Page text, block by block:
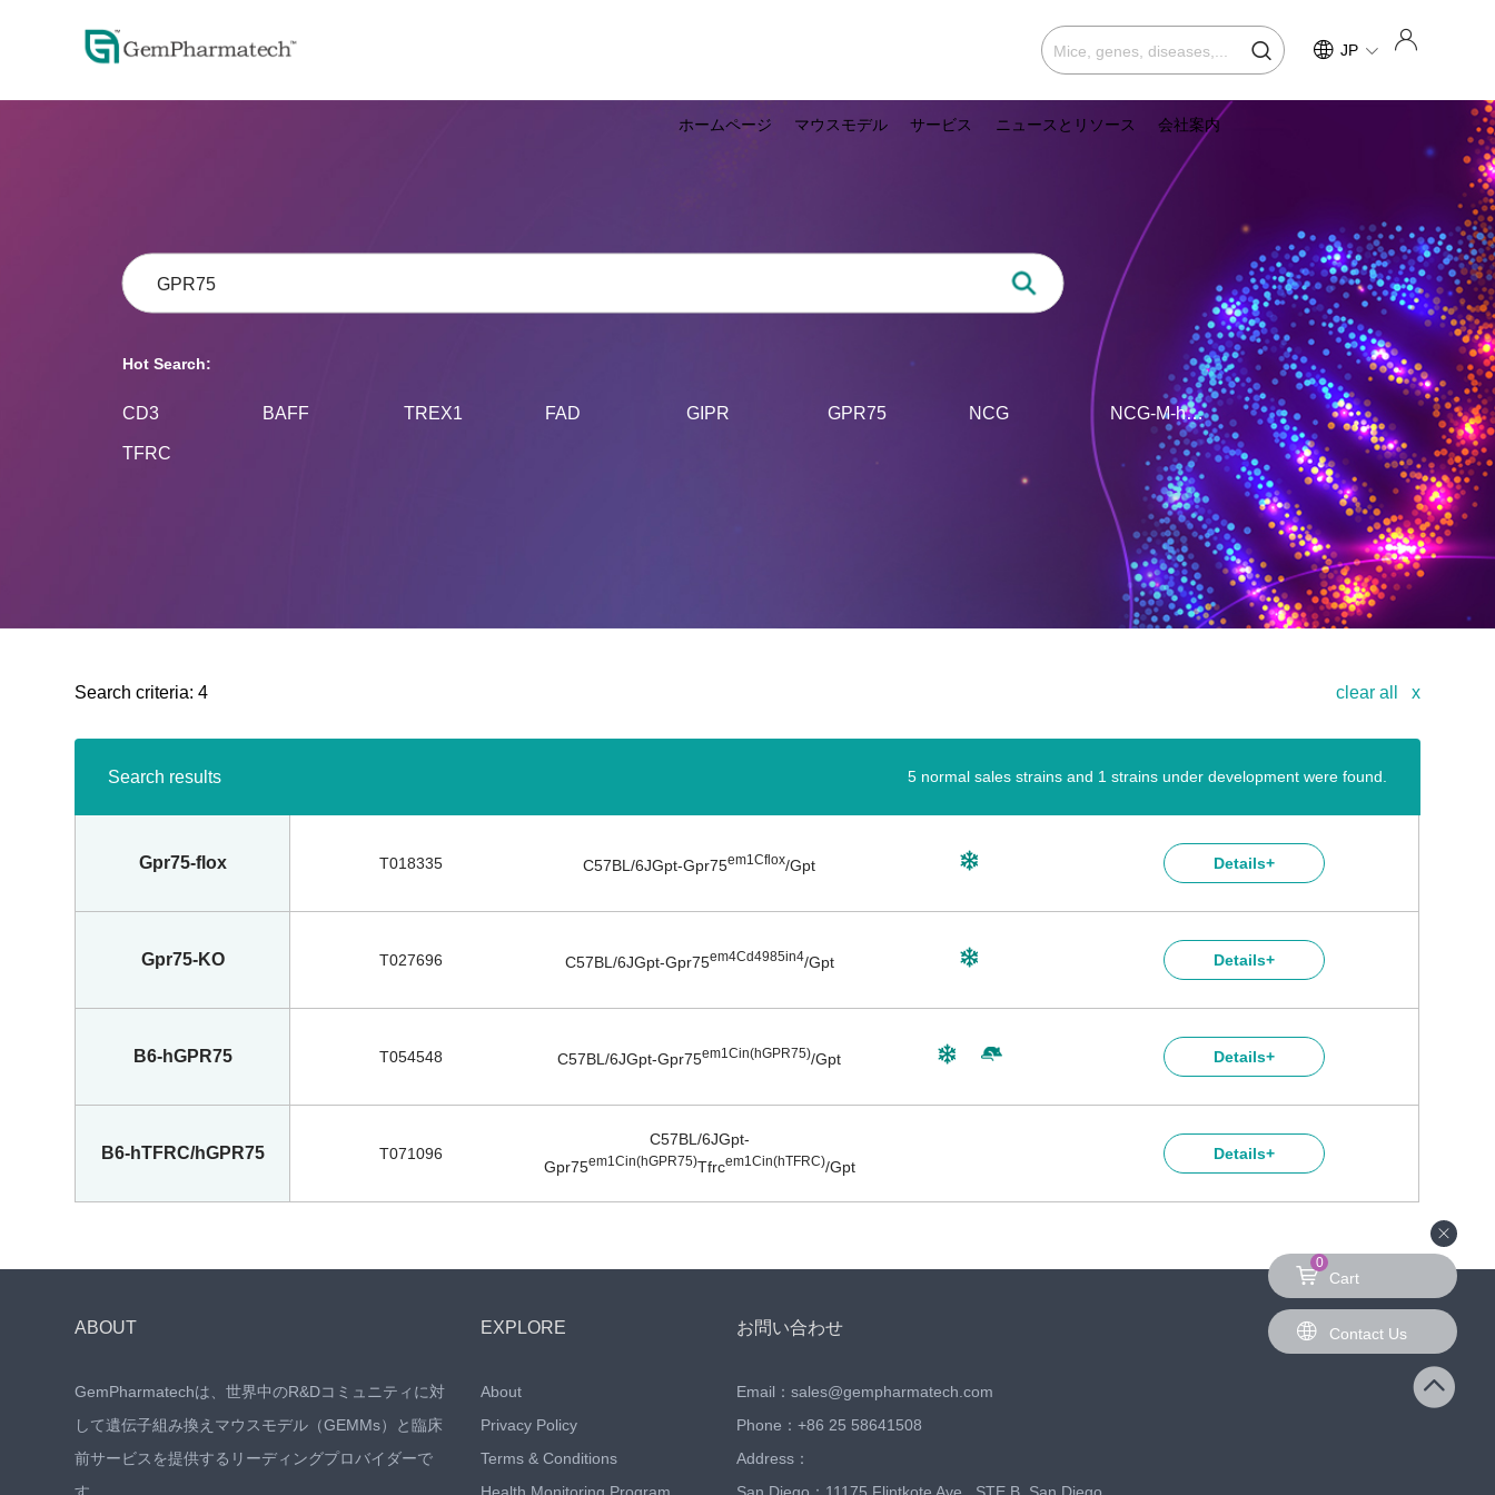
JP
ホームページ マウスモデル サービス ニュースとリソース 会社案内
Hot Search:
CD3 BAFF TREX1 FAD GIPR GPR75 NCG NCG-M-hIL15
TFRC
Search criteria:4 clear all x
Search results 5 normal sales strains and 1 strains under development were found.
Gpr75-flox T018335 C57BL/6JGpt-Gpr75em1Cflox/Gpt Details+
Gpr75-KO T027696 C57BL/6JGpt-Gpr75em4Cd4985in4/Gpt Details+
B6-hGPR75 T054548 C57BL/6JGpt-Gpr75em1Cin(hGPR75)/Gpt Details+
B6-hTFRC/hGPR75 T071096
C57BL/6JGpt-
Gpr75em1Cin(hGPR75)Tfrcem1Cin(hTFRC)/Gpt
Details+
ABOUT
GemPharmatechは、世界中のR&Dコミュニティに対
して遺伝子組み換えマウスモデル（GEMMs）と臨床
前サービスを提供するリーディングプロバイダーで
す。
EXPLORE
About
Privacy Policy
Terms & Conditions
Health Monitoring Program
お問い合わせ
Email：sales@gempharmatech.com
Phone：+86 25 58641508
Address：
San Diego：11175 Flintkote Ave., STE B, San Diego,
0
Cart
Contact Us